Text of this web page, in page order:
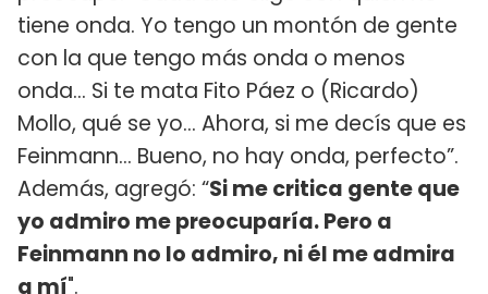
tiene onda. Yo tengo un montón de gente
con la que tengo más onda o menos
onda… Si te mata Fito Páez o (Ricardo)
Mollo, qué se yo… Ahora, si me decís que es
Feinmann… Bueno, no hay onda, perfecto”.
Además, agregó: “Si me critica gente que
yo admiro me preocuparía. Pero a
Feinmann no lo admiro, ni él me admira
a mí".